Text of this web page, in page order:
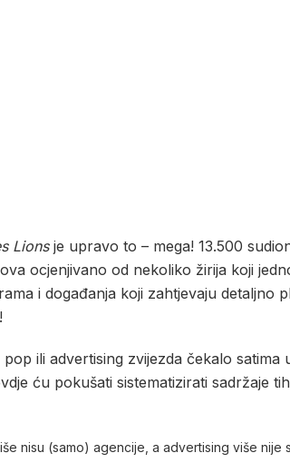
Lionsje upravo to – mega! 13.500
ocjenjivano od nekoliko žirija koji
i događanja koji zahtjevaju
ili advertising zvijezda čekalo
ću pokušati sistematizirati sadržaje
nisu (samo) agencije, a advertising više